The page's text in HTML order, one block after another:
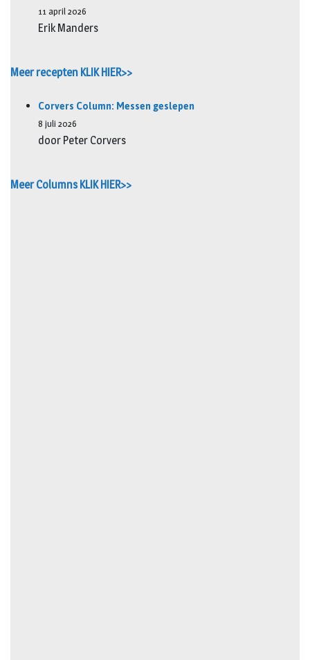
11 april 2026
Erik Manders
Meer recepten KLIK HIER>>
Corvers Column: Messen geslepen
8 juli 2026
door Peter Corvers
Meer Columns KLIK HIER>>